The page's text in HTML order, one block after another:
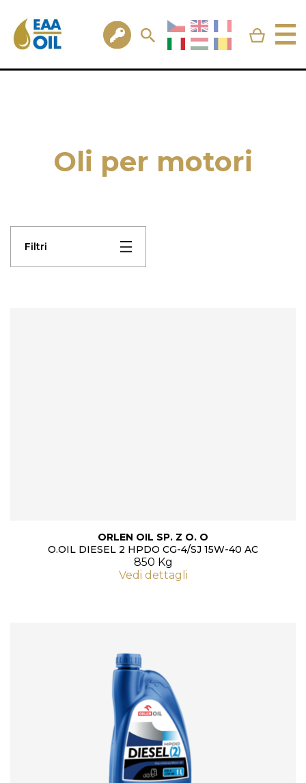
Oli per motori
Filtri
ORLEN OIL SP. Z O. O
O.OIL DIESEL 2 HPDO CG-4/SJ 15W-40 AC
850 Kg
Vedi dettagli